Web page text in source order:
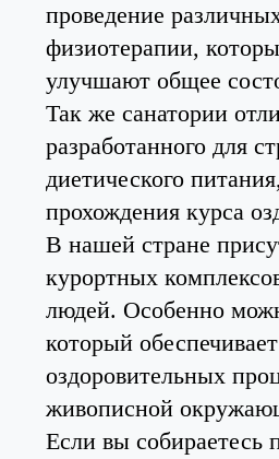
проведение
физиотерапии,
улучшают общее
Так же санатории
разработанного для
диетического
прохождения курса
В нашей стране
курортных
людей. Особенно
который
оздоровительных
живописной
Если вы собираетесь